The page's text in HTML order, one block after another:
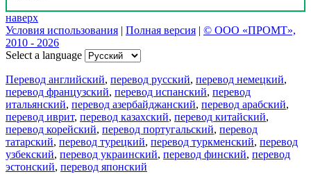
наверх
Условия использования | Полная версия | © ООО «ПРОМТ»,
2010 - 2026
Select a language
Перевод английский, перевод русский, перевод немецкий,
перевод французский, перевод испанский, перевод
итальянский, перевод азербайджанский, перевод арабский,
перевод иврит, перевод казахский, перевод китайский,
перевод корейский, перевод португальский, перевод
татарский, перевод турецкий, перевод туркменский, перевод
узбекский, перевод украинский, перевод финский, перевод
эстонский, перевод японский